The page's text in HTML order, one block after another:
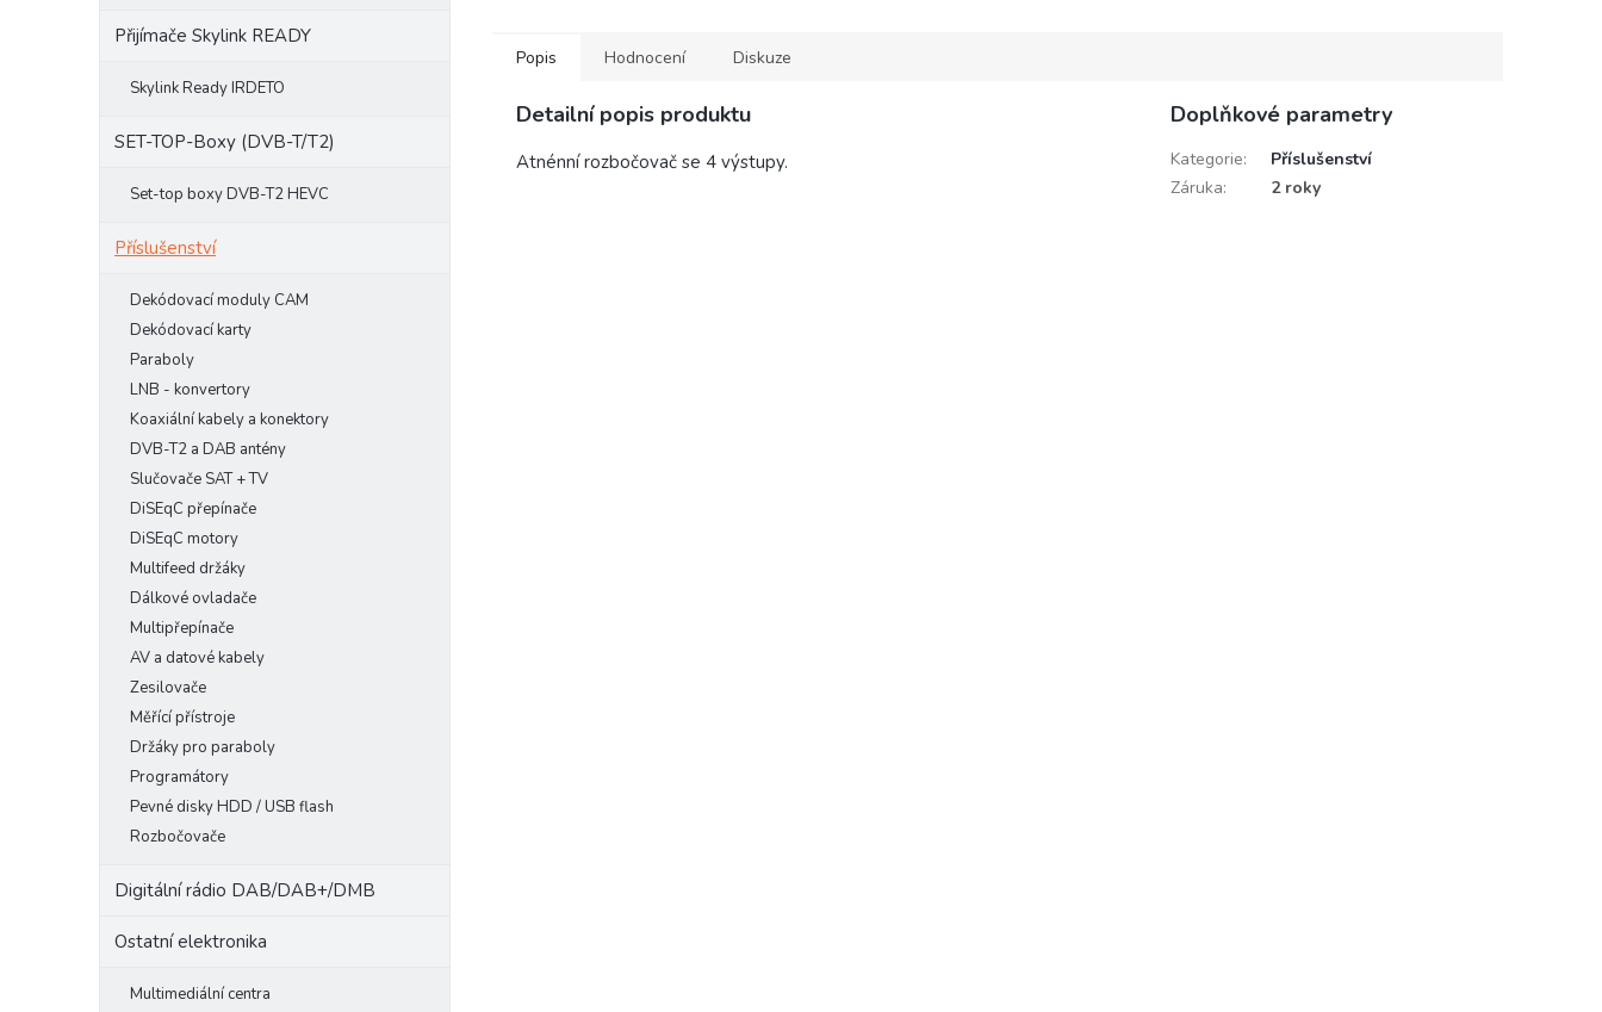
Přijímače Skylink READY
Skylink Ready IRDETO
SET-TOP-Boxy (DVB-T/T2)
Set-top boxy DVB-T2 HEVC
Příslušenství
Dekódovací moduly CAM
Dekódovací karty
Paraboly
LNB - konvertory
Koaxiální kabely a konektory
DVB-T2 a DAB antény
Slučovače SAT + TV
DiSEqC přepínače
DiSEqC motory
Multifeed držáky
Dálkové ovladače
Multipřepínače
AV a datové kabely
Zesilovače
Měřící přístroje
Držáky pro paraboly
Programátory
Pevné disky HDD / USB flash
Rozbočovače
Digitální rádio DAB/DAB+/DMB
Ostatní elektronika
Multimediální centra
Popis Hodnocení Diskuze
Detailní popis produktu
Atnénní rozbočovač se 4 výstupy.
Doplňkové parametry
Kategorie:
Příslušenství
Záruka: 2 roky